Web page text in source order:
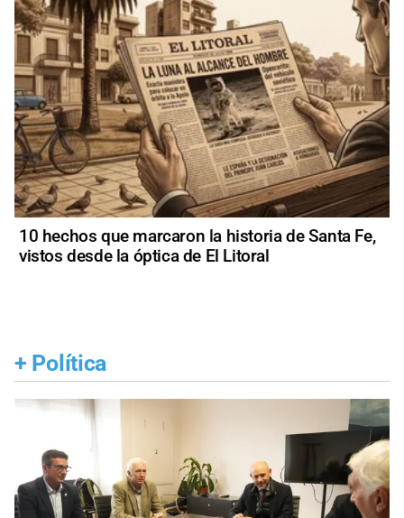
10 hechos que marcaron la historia de Santa Fe,
vistos desde la óptica de El Litoral
+ Política